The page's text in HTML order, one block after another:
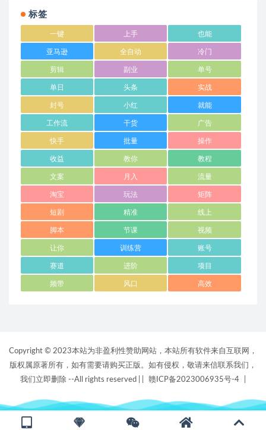
标签
一键 上手 也能
亚马逊 全自动 冷门
剪辑 副业 单号
单日 头条 实战
封号 小红 就能
工作流 干货 广告
快手 批量 操作
收益 教你 教程
文案 月入 流量
淘宝 玩法 矩阵
短剧 精准 线上
脚本 节课 视频
让你 训练营 账号
赛道 进阶 项目
频带 风口 高效
Copyright © 2023本站为非盈利性赞助网站，本站所有软件来自互联网，
版权属原著所有，如有需要请购买正版。如有侵权，敬请来信联系我们，
我们立即删除 --All rights reserved |
赣ICP备2023006935号-4